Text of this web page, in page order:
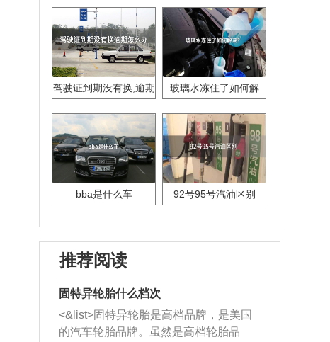
驾驶证到期没有换,逾期
玻璃水冻住了如何解
bba是什么车 92号95号汽油区别
推荐阅读
固特异轮胎什么档次
<&list>固特异轮胎是高档品牌，是美国
的汽车轮胎品牌。虽然是高档轮胎品